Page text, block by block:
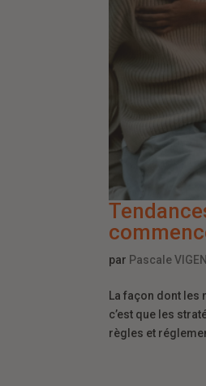
par Pascale
La façon dont les
c’est que les
règles et